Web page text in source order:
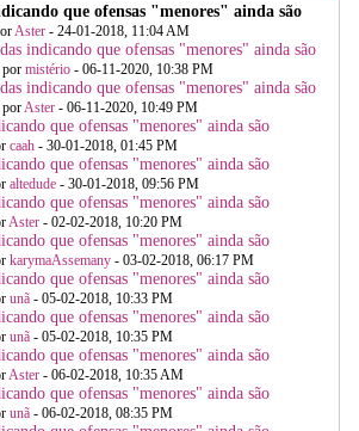
que ofensas "menores" ainda são
Aster - 24-01-2018, 11:04 AM
indicando que ofensas "menores" ainda são
mistério - 06-11-2020, 10:38 PM
indicando que ofensas "menores" ainda são
Aster - 06-11-2020, 10:49 PM
que ofensas "menores" ainda são
caah - 30-01-2018, 01:45 PM
que ofensas "menores" ainda são
altedude - 30-01-2018, 09:56 PM
que ofensas "menores" ainda são
Aster - 02-02-2018, 10:20 PM
que ofensas "menores" ainda são
karymaAssemany - 03-02-2018, 06:17 PM
que ofensas "menores" ainda são
unã - 05-02-2018, 10:33 PM
que ofensas "menores" ainda são
unã - 05-02-2018, 10:35 PM
que ofensas "menores" ainda são
Aster - 06-02-2018, 10:35 AM
que ofensas "menores" ainda são
unã - 06-02-2018, 08:35 PM